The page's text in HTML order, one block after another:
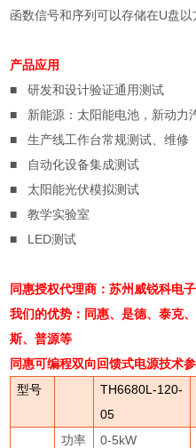
函数信号和序列可以存储在U盘以
产品应用
■
研发和设计验证通用测试
■
新能源：太阳能电池，新动力
■
生产线工作台常规测试、维修
■
自动化设备集成测试
■
太阳能光伏模拟测试
■
教学实验室
■ LED测试
同惠授权代理商：苏州威锐科电
我们的优势：同惠、是德、泰克
斯、普源等
同惠可编程双向回馈式电源技术参
型号
TH6680L-120-
05
功率 0-5kW